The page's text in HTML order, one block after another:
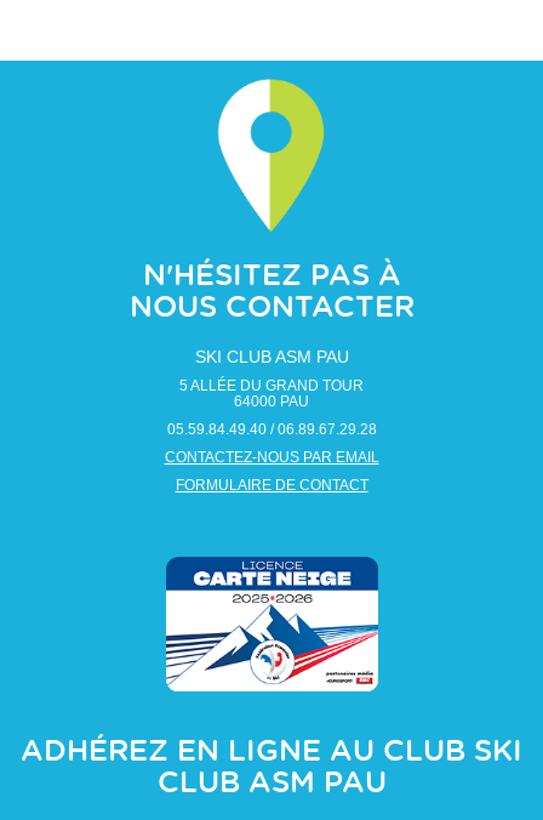
N'HÉSITEZ PAS À
NOUS CONTACTER
SKI CLUB ASM PAU
5 ALLÉE DU GRAND TOUR
64000 PAU
05.59.84.49.40 / 06.89.67.29.28
CONTACTEZ-NOUS PAR EMAIL
FORMULAIRE DE CONTACT
ADHÉREZ EN LIGNE AU CLUB SKI
CLUB ASM PAU